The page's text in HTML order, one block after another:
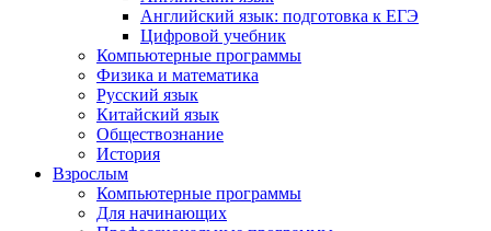
Английский язык: подготовка к ЕГЭ
Цифровой учебник
Компьютерные программы
Физика и математика
Русский язык
Китайский язык
Обществознание
История
Взрослым
Компьютерные программы
Для начинающих